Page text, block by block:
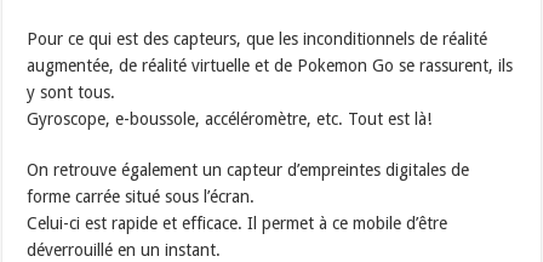
Pour ce qui est des capteurs, que les inconditionnels de réalité
augmentée, de réalité virtuelle et de Pokemon Go se rassurent, ils
y sont tous.
Gyroscope, e-boussole, accéléromètre, etc. Tout est là!
On retrouve également un capteur d’empreintes digitales de
forme carrée situé sous l’écran.
Celui-ci est rapide et efficace. Il permet à ce mobile d’être
déverrouillé en un instant.